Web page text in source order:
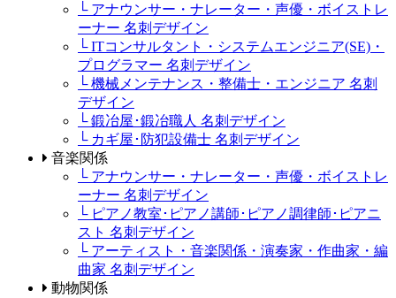
└ アナウンサー・ナレーター・声優・ボイストレ
ーナー 名刺デザイン
└ ITコンサルタント・システムエンジニア(SE)・
プログラマー 名刺デザイン
└ 機械メンテナンス・整備士・エンジニア 名刺
デザイン
└ 鍛冶屋･鍛冶職人 名刺デザイン
└ カギ屋･防犯設備士 名刺デザイン
音楽関係
└ アナウンサー・ナレーター・声優・ボイストレ
ーナー 名刺デザイン
└ ピアノ教室･ピアノ講師･ピアノ調律師･ピアニ
スト 名刺デザイン
└ アーティスト・音楽関係・演奏家・作曲家・編
曲家 名刺デザイン
動物関係